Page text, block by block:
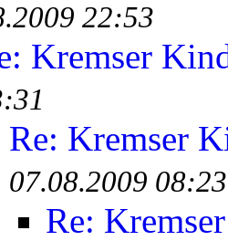
22:53
Kremser
Re: Kremser
07.08.2009 08:23
Re: